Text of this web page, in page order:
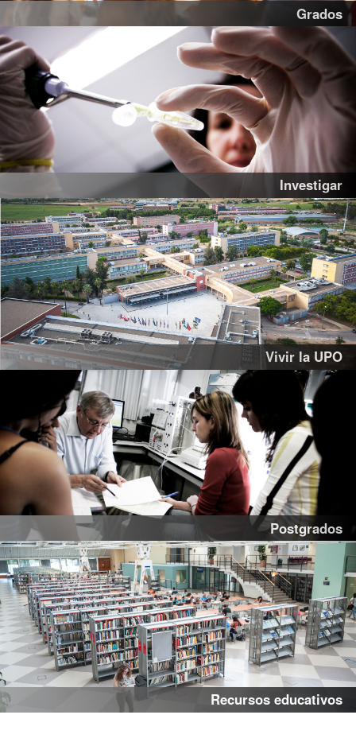
Grados
Investigar
Vivir la UPO
Postgrados
Recursos educativos